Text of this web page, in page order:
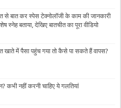
से बात कर स्पेस टेक्नोलॉजी के काम की जानकारी
स्नेह बताया, देखिए बातचीत का पूरा वीडियो
में पैसा पहुंच गया तो कैसे पा सकते हैं वापस?
कभी नहीं करनी चाहिए ये गलतियां